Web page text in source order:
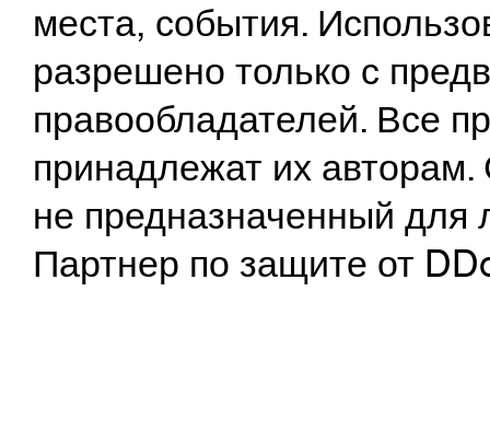
места, события.
разрешено только с
правообладателей. Все
принадлежат их
не предназначенный
Партнер по защите от